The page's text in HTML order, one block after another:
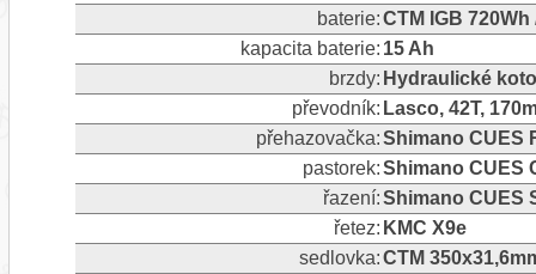
baterie:CTM IGB 720Wh
kapacita baterie: 15 Ah
brzdy: Hydraulické
převodník: Lasco, 42T,
přehazovačka:Shimano CUES
pastorek:Shimano CUES
řazení:Shimano CUES
řetez: KMC X9e
sedlovka:CTM